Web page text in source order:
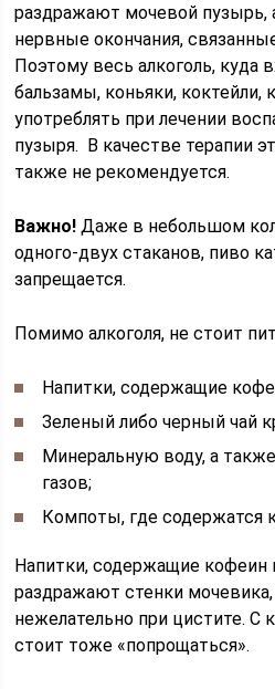
раздражают мочевой пузырь,
нервные окончания,
Поэтому весь алкоголь, куда
бальзамы, коньяки, коктейли,
употреблять при лечении
пузыря. В качестве терапии
также не рекомендуется.
Важно! Даже в небольшом
одного-двух стаканов, пиво
запрещается.
Помимо алкоголя, не стоит
Напитки, содержащие
Зеленый либо черный чай
Минеральную воду, а
газов;
Компоты, где содержатся
Напитки, содержащие кофеин
раздражают стенки мочевика,
нежелательно при цистите. С
стоит тоже «попрощаться».